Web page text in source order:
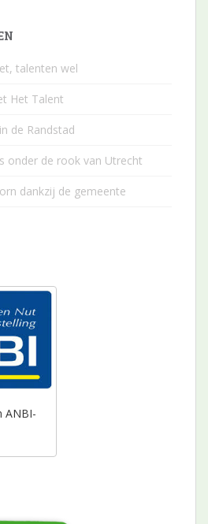
talenten wel
Het Talent
de Randstad
onder de rook van Utrecht
dankzij de gemeente
ANBI-